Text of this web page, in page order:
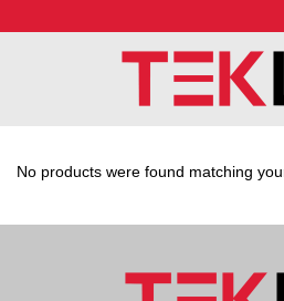
No products were found matching